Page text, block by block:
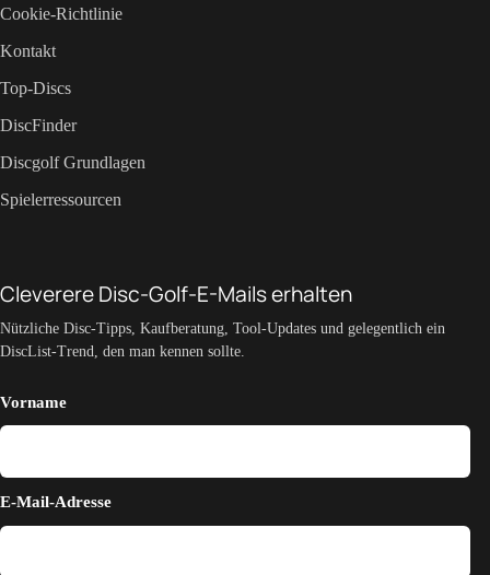
Cookie-Richtlinie
Kontakt
Top-Discs
DiscFinder
Discgolf Grundlagen
Spielerressourcen
Cleverere Disc-Golf-E-Mails erhalten
Nützliche Disc-Tipps, Kaufberatung, Tool-Updates und gelegentlich ein
DiscList-Trend, den man kennen sollte.
Vorname
E-Mail-Adresse